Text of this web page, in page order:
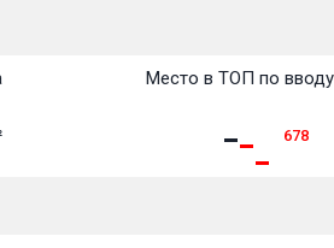
Место в ТОП по
678